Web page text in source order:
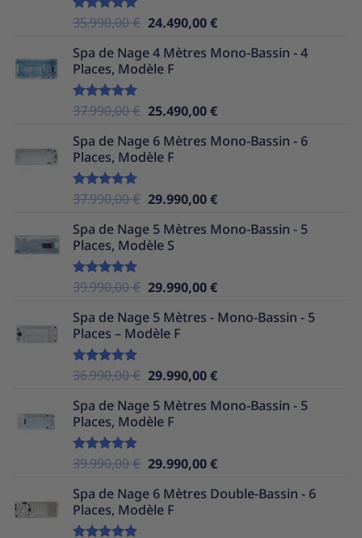
Note5.00
35.990,00€ Le
initial
était :
24.490,00€Le
actuel
Spa de Nage 4 Mètres Mono-Bassin - 4
Places, Modèle F
Note5.00
37.990,00€ Le
initial
était :
25.490,00€Le
actuel
Spa de Nage 6 Mètres Mono-Bassin - 6
Places, Modèle F
Note5.00
37.990,00€ Le
initial
était :
29.990,00€Le
actuel
Spa de Nage 5 Mètres Mono-Bassin - 5
Places, Modèle S
Note5.00
39.990,00€ Le
initial
était :
29.990,00€Le
actuel
Spa de Nage 5 Mètres - Mono-Bassin - 5
Places – Modèle F
Note5.00
36.990,00€ Le
initial
était :
29.990,00€Le
actuel
Spa de Nage 5 Mètres Mono-Bassin - 5
Places, Modèle F
Note5.00
39.990,00€ Le
initial
était :
29.990,00€Le
actuel
Spa de Nage 6 Mètres Double-Bassin - 6
Places, Modèle F